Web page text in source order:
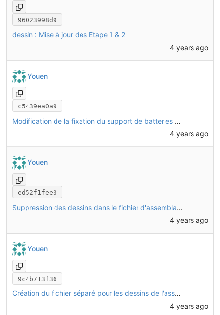
96023998d9
dessin : Mise à jour des Etape 1 & 2
4 years ago
Youen
c5439ea0a9
Modification de la fixation du support de batteries sur le chassis, pour ne pas avoir besoin de démonter de boulon pour le fixer
4 years ago
Youen
ed52f1fee3
Suppression des dessins dans le fichier d'assemblage ; ils sont maintenant dans un fichier séparé
4 years ago
Youen
9c4b713f36
Création du fichier séparé pour les dessins de l'assemblage du chassis (structure des tubes alu)
4 years ago